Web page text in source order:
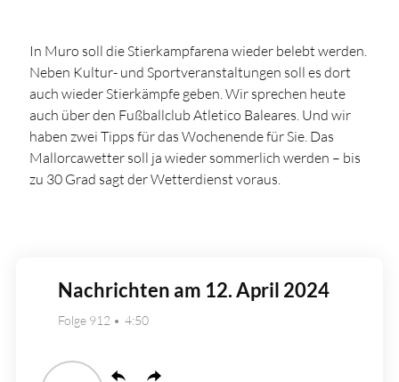
In Muro soll die Stierkampfarena wieder belebt werden.
Neben Kultur- und Sportveranstaltungen soll es dort
auch wieder Stierkämpfe geben. Wir sprechen heute
auch über den Fußballclub Atletico Baleares. Und wir
haben zwei Tipps für das Wochenende für Sie. Das
Mallorcawetter soll ja wieder sommerlich werden – bis
zu 30 Grad sagt der Wetterdienst voraus.
Nachrichten am 12. April 2024
Folge 912 4:50